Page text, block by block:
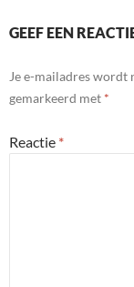
GEEF EEN
Je e-mailadres wordt
gemarkeerd met *
Reactie *